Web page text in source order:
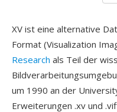
XV ist eine alternative
Format (Visualization
Research als Teil der
um 1990 an der
Erweiterungen .xv und